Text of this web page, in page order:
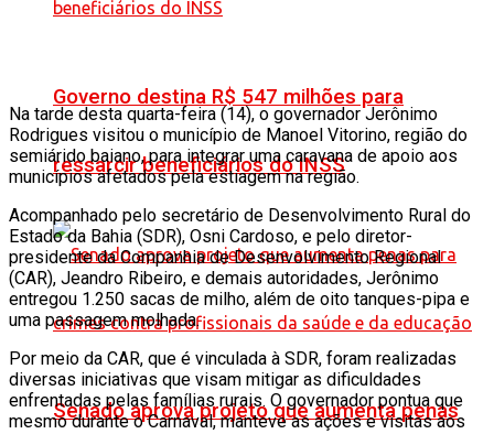
Governo destina R$ 547 milhões para
ressarcir beneficiários do INSS
Senado aprova projeto que aumenta penas
Na tarde desta quarta-feira (14), o governador Jerônimo
Rodrigues visitou o município de Manoel Vitorino, região do
semiárido baiano, para integrar uma caravana de apoio aos
municípios afetados pela estiagem na região.
Acompanhado pelo secretário de Desenvolvimento Rural do
Estado da Bahia (SDR), Osni Cardoso, e pelo diretor-
presidente da Companhia de Desenvolvimento Regional
(CAR), Jeandro Ribeiro, e demais autoridades, Jerônimo
entregou 1.250 sacas de milho, além de oito tanques-pipa e
uma passagem molhada.
Por meio da CAR, que é vinculada à SDR, foram realizadas
diversas iniciativas que visam mitigar as dificuldades
enfrentadas pelas famílias rurais. O governador pontua que
mesmo durante o Carnaval, manteve as ações e visitas aos